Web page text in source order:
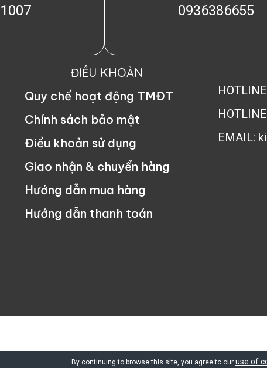
0936386655
ĐIỀU KHOẢN
Quy chế hoạt động TMĐT
Chính sách bảo mật
Điều khoản sử dụng
Giao nhận & chuyển hàng
Hướng dẫn mua hàng
Hướng dẫn thanh toán
EMAIL:
By continuing to browse this site, you agree to our use of